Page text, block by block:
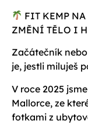
FIT KEMP NA
ZMĚNÍ TĚLO I
Začátečník
je, jestli miluješ
V roce 2025
Mallorce, ze
fotkami z